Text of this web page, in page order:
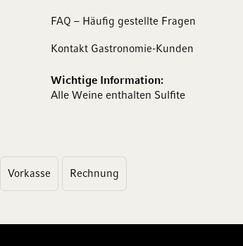
FAQ – Häufig gestellte Fragen
Kontakt Gastronomie-Kunden
Wichtige Information:
Alle Weine enthalten Sulfite
Vorkasse Rechnung